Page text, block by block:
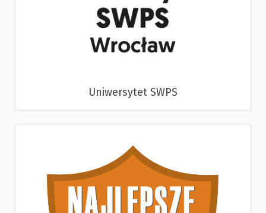
Uniwersytet SWPS